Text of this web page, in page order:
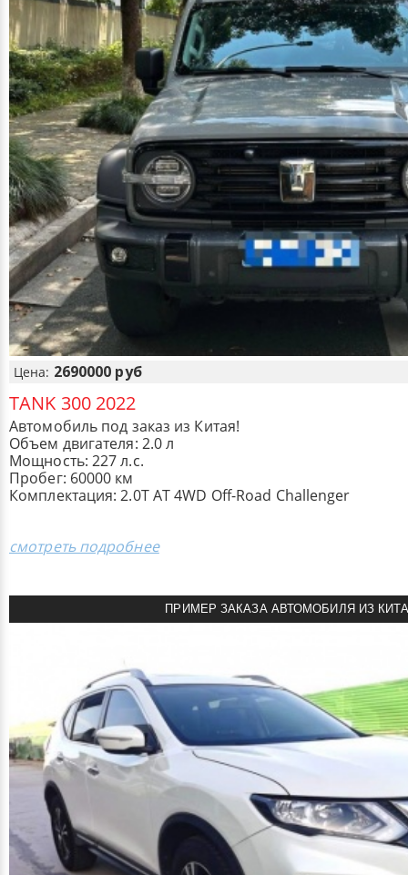
Цена: 2690000 руб
TANK 300 2022
Автомобиль под заказ из Китая!
Объем двигателя: 2.0 л
Мощность: 227 л.с.
Пробег: 60000 км
Комплектация: 2.0T AT 4WD Off-Road Challenger
смотреть подробнее
ПРИМЕР ЗАКАЗА АВТОМОБИЛЯ ИЗ